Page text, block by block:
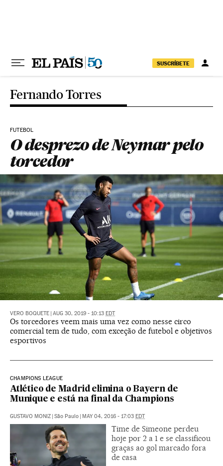
SUSCRÍBETE
Fernando Torres
FUTEBOL
O desprezo de Neymar pelo
torcedor
VERO BOQUETE AUG 30, 2019 - 10:13 EDT
Os torcedores veem mais uma vez como nesse circo
comercial tem de tudo, com exceção de futebol e objetivos
esportivos
CHAMPIONS LEAGUE
Atlético de Madrid elimina o Bayern de
Munique e está na final da Champions
GUSTAVO MONIZ São Paulo MAY 04, 2016 - 17:03 EDT
Time de Simeone perdeu
hoje por 2 a 1 e se classificou
graças ao gol marcado fora
de casa